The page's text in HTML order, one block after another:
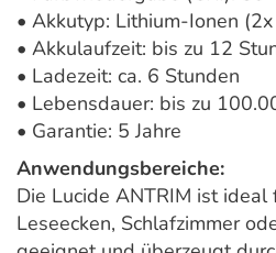
• Akkutyp: Lithium-Ionen
• Akkulaufzeit: bis zu 12
• Ladezeit: ca. 6 Stunden
• Lebensdauer: bis zu
• Garantie: 5 Jahre
Anwendungsbereiche:
Die Lucide ANTRIM ist ideal
Leseecken, Schlafzimmer